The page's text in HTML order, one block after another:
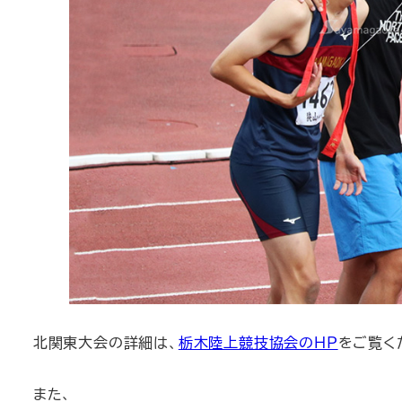
北関東大会の詳細は、 栃木陸上競技協会のHPをご覧く
また、